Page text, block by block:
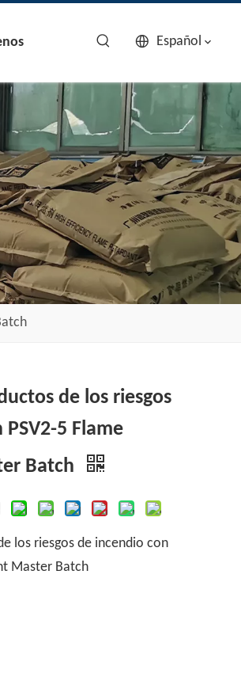
Español
de los riesgos
5 Flame
Batch
los riesgos de incendio con
Master Batch